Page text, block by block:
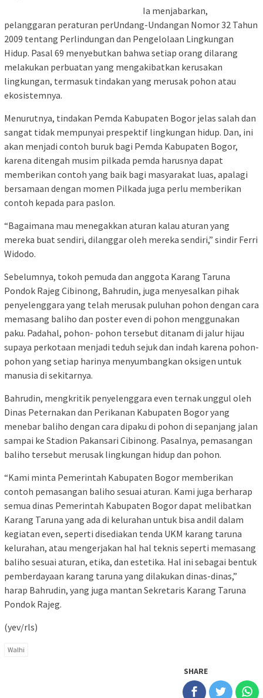
Ia menjabarkan,
pelanggaran peraturan perUndang-Undangan Nomor 32 Tahun
2009 tentang Perlindungan dan Pengelolaan Lingkungan
Hidup. Pasal 69 menyebutkan bahwa setiap orang dilarang
melakukan perbuatan yang mengakibatkan kerusakan
lingkungan, termasuk tindakan yang merusak pohon atau
ekosistemnya.
Menurutnya, tindakan Pemda Kabupaten Bogor jelas salah dan
sangat tidak mempunyai prespektif lingkungan hidup. Dan, ini
akan menjadi contoh buruk bagi Pemda Kabupaten Bogor,
karena ditengah musim pilkada pemda harusnya dapat
memberikan contoh yang baik bagi masyarakat luas, apalagi
bersamaan dengan momen Pilkada juga perlu memberikan
contoh kepada para paslon.
“Bagaimana mau menegakkan aturan kalau aturan yang
mereka buat sendiri, dilanggar oleh mereka sendiri,” sindir Ferri
Widodo.
Sebelumnya, tokoh pemuda dan anggota Karang Taruna
Pondok Rajeg Cibinong, Bahrudin, juga menyesalkan pihak
penyelenggara yang telah merusak puluhan pohon dengan cara
memasang baliho dan poster even di pohon menggunakan
paku. Padahal, pohon- pohon tersebut ditanam di jalur hijau
supaya perkotaan menjadi teduh sejuk dan indah karena pohon-
pohon yang setiap harinya menyumbangkan oksigen untuk
manusia di sekitarnya.
Bahrudin, mengkritik penyelenggara even ternak unggul oleh
Dinas Peternakan dan Perikanan Kabupaten Bogor yang
menebar baliho dengan cara dipaku di pohon di sepanjang jalan
sampai ke Stadion Pakansari Cibinong. Pasalnya, pemasangan
baliho tersebut merusak lingkungan hidup dan pohon.
“Kami minta Pemerintah Kabupaten Bogor memberikan
contoh pemasangan baliho sesuai aturan. Kami juga berharap
semua dinas Pemerintah Kabupaten Bogor dapat melibatkan
Karang Taruna yang ada di kelurahan untuk bisa andil dalam
kegiatan even, seperti disediakan tenda UKM karang taruna
kelurahan, atau mengerjakan hal hal teknis seperti memasang
baliho sesuai aturan, etika, dan estetika. Hal ini sebagai bentuk
pemberdayaan karang taruna yang dilakukan dinas-dinas,”
harap Bahrudin, yang juga mantan Sekretaris Karang Taruna
Pondok Rajeg.
(yev/rls)
Walhi
SHARE